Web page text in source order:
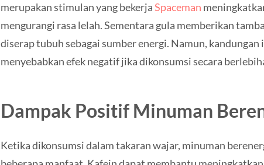
merupakan stimulan yang bekerjaSpaceman
mengurangi rasa lelah. Sementara gula memberikan
diserap tubuh sebagai sumber energi. Namun,
menyebabkan efek negatif jika dikonsumsi secara
Dampak Positif Minuman
Ketika dikonsumsi dalam takaran wajar, minuman